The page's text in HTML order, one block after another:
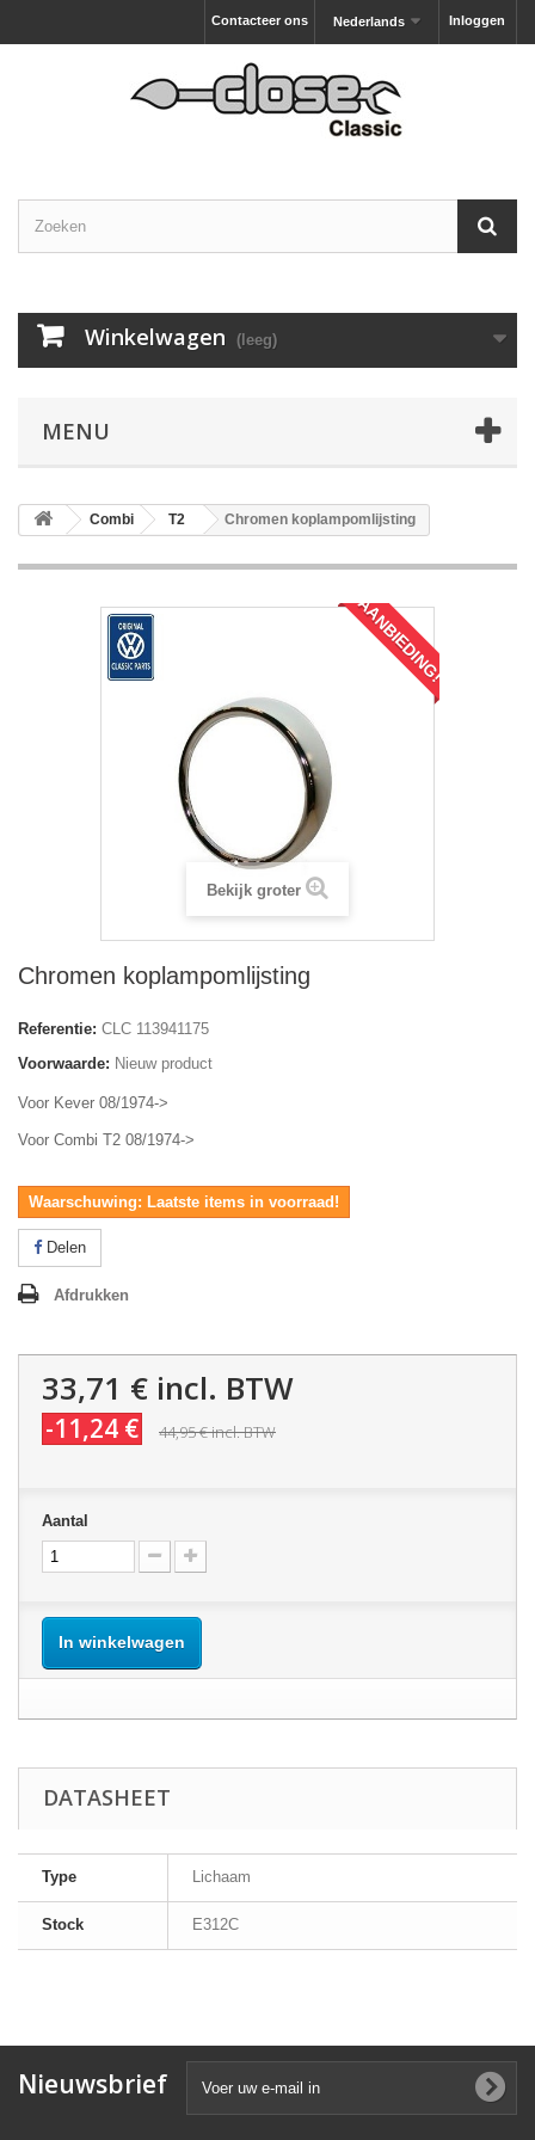
Inloggen
Nederlands
Contacteer ons
Winkelwagen (leeg)
MENU
Combi T2 Chromen koplampomlijsting
AANBIEDING!
Bekijk groter
Chromen koplampomlijsting
Referentie: CLC 113941175
Voorwaarde: Nieuw product
Voor Kever 08/1974->
Voor Combi T2 08/1974->
Waarschuwing: Laatste items in voorraad!
Delen
Afdrukken
33,71 € incl. BTW
-11,24 € 44,95 €incl. BTW
Aantal
In winkelwagen
DATASHEET
Type Lichaam
Stock E312C
Nieuwsbrief